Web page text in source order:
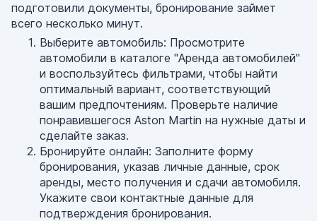
подготовили документы, бронирование займет
всего несколько минут.
Выберите автомобиль: Просмотрите
автомобили в каталоге "Аренда автомобилей"
и воспользуйтесь фильтрами, чтобы найти
оптимальный вариант, соответствующий
вашим предпочтениям. Проверьте наличие
понравившегося Aston Martin на нужные даты и
сделайте заказ.
Бронируйте онлайн: Заполните форму
бронирования, указав личные данные, срок
аренды, место получения и сдачи автомобиля.
Укажите свои контактные данные для
подтверждения бронирования.